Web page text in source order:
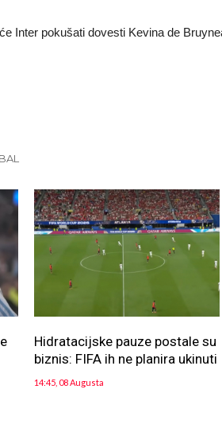
Inter pokušati dovesti Kevina de
Hidratacijske pauze postale su
biznis: FIFA ih ne planira ukinuti
14:45, 08 Augusta